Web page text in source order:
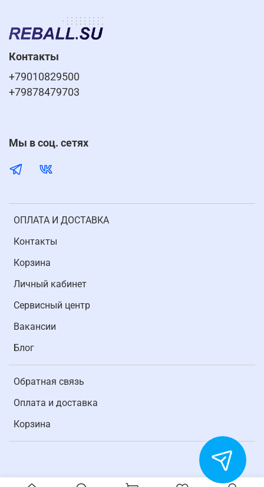
ОПЛАТА И ДОСТАВКА
Контакты
Корзина
Личный кабинет
Cервисный центр
Вакансии
Блог
Обратная связь
Оплата и доставка
Корзина
Контакты
+79010829500
+79878479703
Мы в соц. сетях